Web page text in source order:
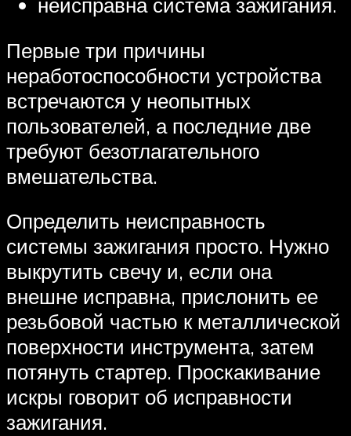
Первые три причины
неработоспособности устройства
встречаются у неопытных
пользователей, а последние две
требуют безотлагательного
вмешательства.
Определить неисправность
системы зажигания просто. Нужно
выкрутить свечу и, если она
внешне исправна, прислонить ее
резьбовой частью к металлической
поверхности инструмента, затем
потянуть стартер. Проскакивание
искры говорит об исправности
зажигания.